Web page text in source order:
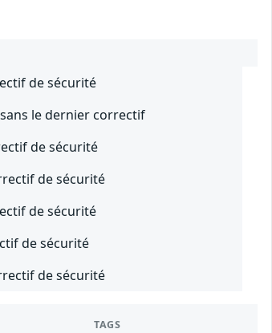
de sécurité
le dernier correctif
de sécurité
de sécurité
de sécurité
de sécurité
de sécurité
TAGS